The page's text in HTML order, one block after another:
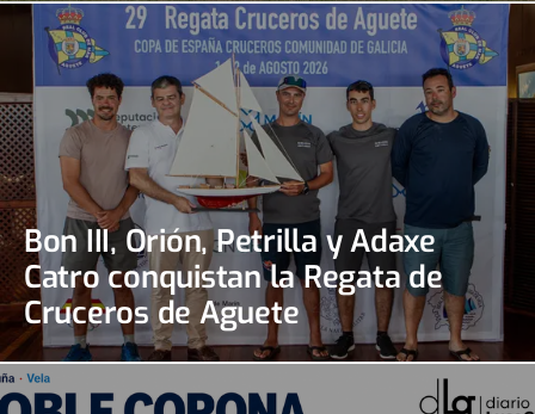
Bon III, Orión, Petrilla y Adaxe
Catro conquistan la Regata de
Cruceros de Aguete